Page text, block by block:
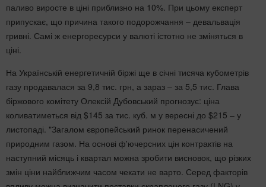
паливо виросте в ціні приблизно на 10%. При цьому експерт
припускає, що причина такого подорожчання – девальвація
гривні. Самі ж енергоресурси у валюті істотно не зміняться в
ціні.
На Українській енергетичній біржі ще в січні тисяча кубометрів
газу продавалася за 9,8 тис. грн, а зараз – за 5,5 тис. Глава
біржового комітету Олексій Дубовський прогнозує: ціна
коливатиметься від $145 за тис. куб. м у вересні до $215 – у
листопаді. "Загалом європейський ринок перенасичений
природним газом. На основі ф'ючерсних цін контрактів на
наступний місяць і квартал можна зробити висновок, що різких
змін ціни найближчим часом чекати не варто. Серед факторів